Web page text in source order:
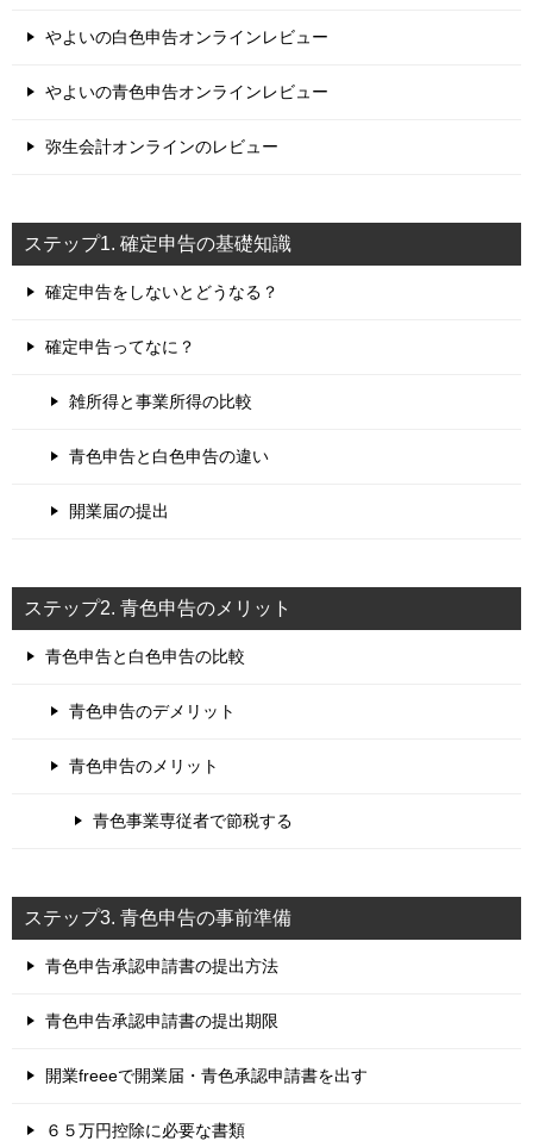
やよいの白色申告オンラインレビュー
やよいの青色申告オンラインレビュー
弥生会計オンラインのレビュー
ステップ1. 確定申告の基礎知識
確定申告をしないとどうなる？
確定申告ってなに？
雑所得と事業所得の比較
青色申告と白色申告の違い
開業届の提出
ステップ2. 青色申告のメリット
青色申告と白色申告の比較
青色申告のデメリット
青色申告のメリット
青色事業専従者で節税する
ステップ3. 青色申告の事前準備
青色申告承認申請書の提出方法
青色申告承認申請書の提出期限
開業freeeで開業届・青色承認申請書を出す
６５万円控除に必要な書類